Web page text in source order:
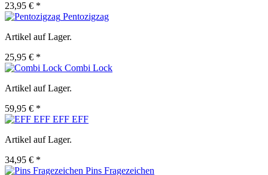
23,95 € *
Pentozigzag
Artikel auf Lager.
25,95 € *
Combi Lock
Artikel auf Lager.
59,95 € *
EFF EFF
Artikel auf Lager.
34,95 € *
Pins Fragezeichen